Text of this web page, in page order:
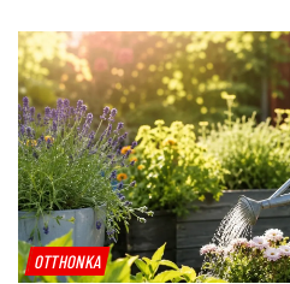
OTTHONKA